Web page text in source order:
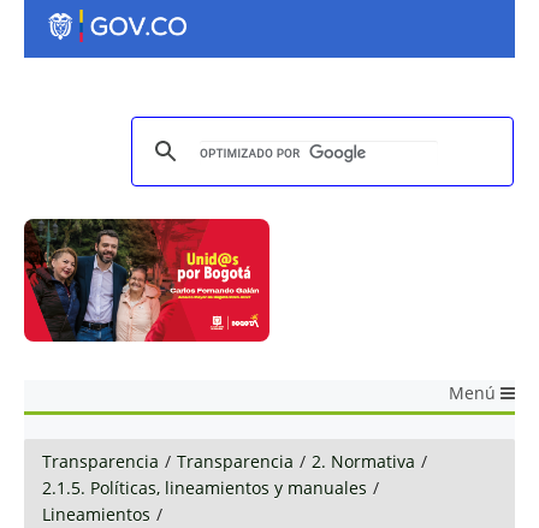
Menú
Transparencia / Transparencia / 2. Normativa /
2.1.5. Políticas, lineamientos y manuales /
Lineamientos /